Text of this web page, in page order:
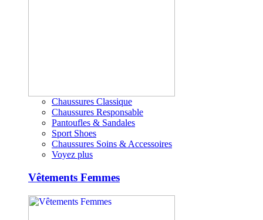
Chaussures Classique
Chaussures Responsable
Pantoufles & Sandales
Sport Shoes
Chaussures Soins & Accessoires
Voyez plus
Vêtements Femmes